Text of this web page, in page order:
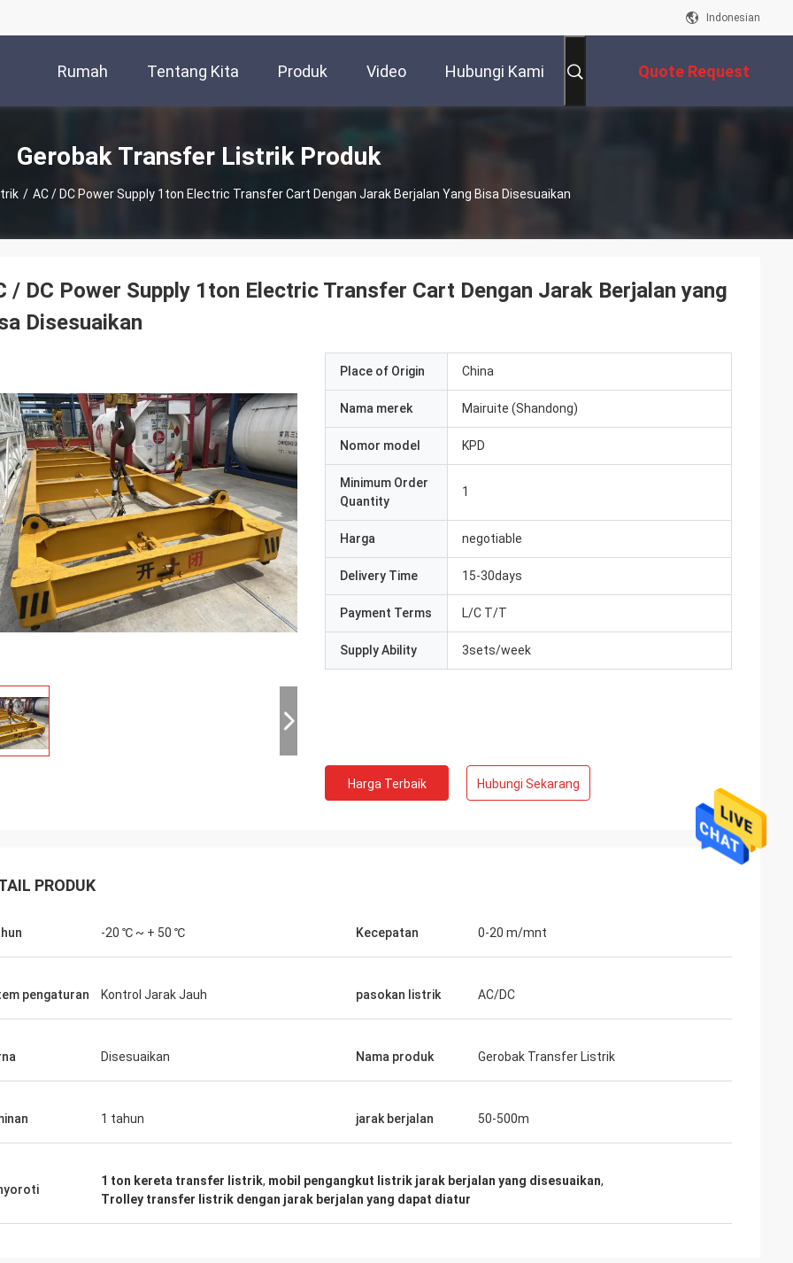
Indonesian
Rumah Tentang Kita Produk Video Hubungi Kami Quote Request
Gerobak Transfer Listrik Produk
/ AC / DC Power Supply 1ton Electric Transfer Cart Dengan Jarak Berjalan Yang Bisa Disesuaikan
/ DC Power Supply 1ton Electric Transfer Cart Dengan Jarak Berjalan yang
Disesuaikan
Place of Origin China
Nama merek Mairuite (Shandong)
Nomor model KPD
Minimum Order
Quantity
1
Harga negotiable
Delivery Time 15-30days
Payment Terms L/C T/T
Supply Ability 3sets/week
Harga Terbaik Hubungi Sekarang
PRODUK
-20 ℃ ~ + 50 ℃ Kecepatan 0-20 m/mnt
pengaturan Kontrol Jarak Jauh pasokan listrik AC/DC
Disesuaikan Nama produk Gerobak Transfer Listrik
1 tahun jarak berjalan 50-500m
1 ton kereta transfer listrik, mobil pengangkut listrik jarak berjalan yang disesuaikan,
Trolley transfer listrik dengan jarak berjalan yang dapat diatur